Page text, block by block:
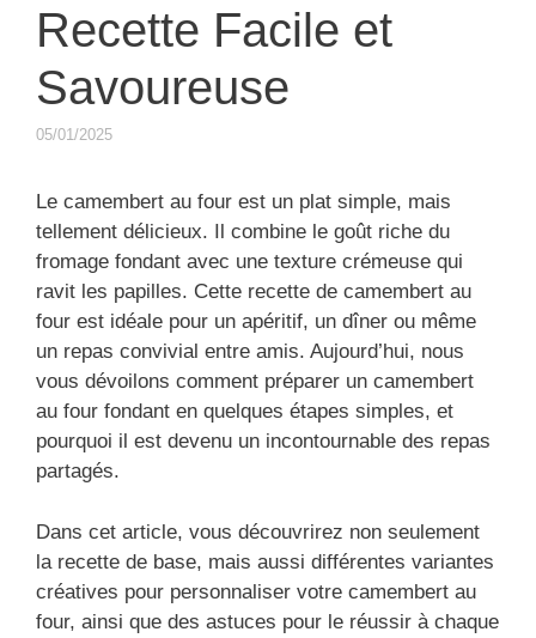
Recette Facile et
Savoureuse
05/01/2025
Le camembert au four est un plat simple, mais
tellement délicieux. Il combine le goût riche du
fromage fondant avec une texture crémeuse qui
ravit les papilles. Cette recette de camembert au
four est idéale pour un apéritif, un dîner ou même
un repas convivial entre amis. Aujourd’hui, nous
vous dévoilons comment préparer un camembert
au four fondant en quelques étapes simples, et
pourquoi il est devenu un incontournable des repas
partagés.
Dans cet article, vous découvrirez non seulement
la recette de base, mais aussi différentes variantes
créatives pour personnaliser votre camembert au
four, ainsi que des astuces pour le réussir à chaque